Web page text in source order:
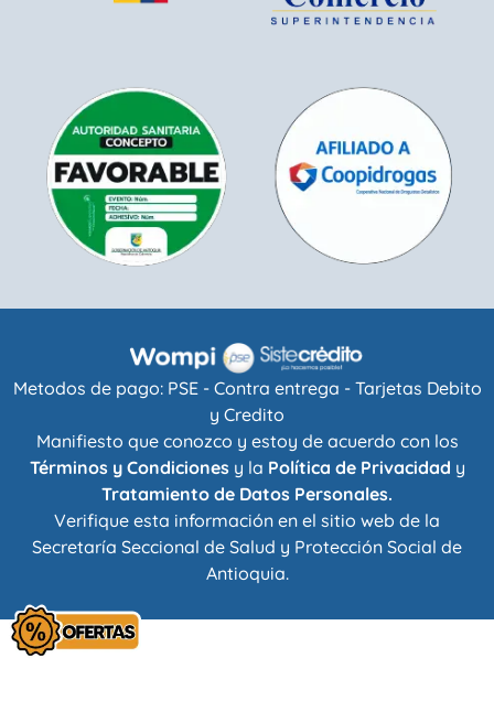
Metodos de pago: PSE - Contra entrega - Tarjetas Debito
y Credito
Manifiesto que conozco y estoy de acuerdo con los
Términos y Condicionesy la Política de Privacidad y
Tratamiento de Datos Personales.
Verifique esta información en el sitio web de la
Secretaría Seccional de Salud y Protección Social de
Antioquia.